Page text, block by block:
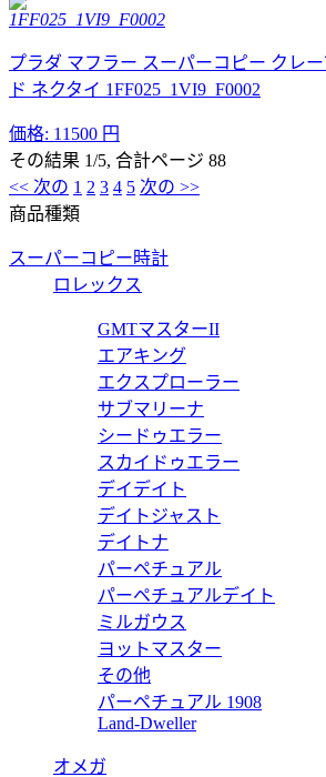
1FF025_1VI9_F0002
プラダ マフラー スーパーコピー クレ
ド ネクタイ 1FF025_1VI9_F0002
価格: 11500 円
その結果 1/5, 合計ページ 88
<< 次の 1 2 3 4 5 次の >>
商品種類
スーパーコピー時計
ロレックス
GMTマスターII
エアキング
エクスプローラー
サブマリーナ
シードゥエラー
スカイドゥエラー
デイデイト
デイトジャスト
デイトナ
パーペチュアル
パーペチュアルデイト
ミルガウス
ヨットマスター
その他
パーペチュアル 1908
Land-Dweller
オメガ